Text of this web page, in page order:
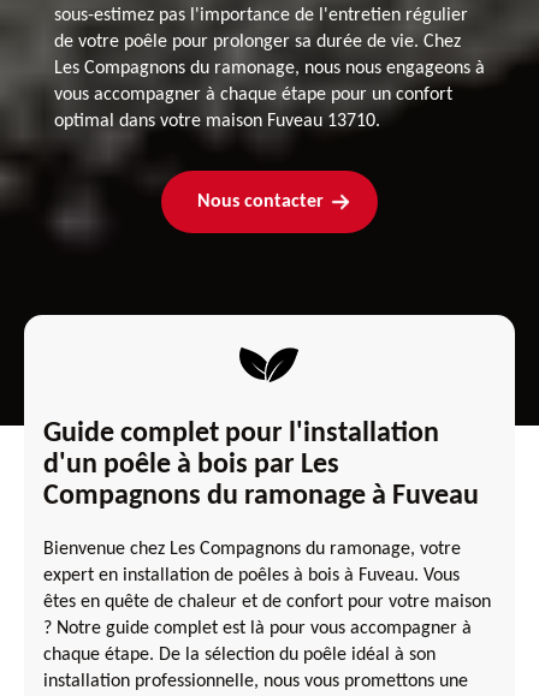
sous-estimez pas l'importance de l'entretien régulier
de votre poêle pour prolonger sa durée de vie. Chez
Les Compagnons du ramonage, nous nous engageons à
vous accompagner à chaque étape pour un confort
optimal dans votre maison Fuveau 13710.
Nous contacter
Guide complet pour l'installation
d'un poêle à bois par Les
Compagnons du ramonage à Fuveau
Bienvenue chez Les Compagnons du ramonage, votre
expert en installation de poêles à bois à Fuveau. Vous
êtes en quête de chaleur et de confort pour votre maison
? Notre guide complet est là pour vous accompagner à
chaque étape. De la sélection du poêle idéal à son
installation professionnelle, nous vous promettons une